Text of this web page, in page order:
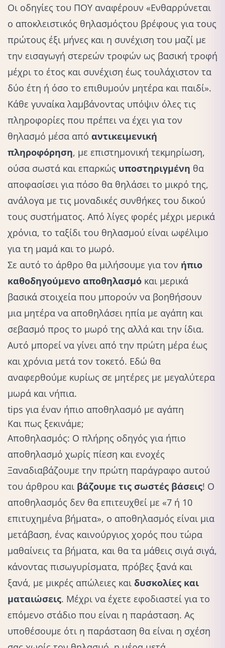
Οι οδηγίες του ΠΟΥ αναφέρουν «Ενθαρρύνεται
ο αποκλειστικός θηλασμόςτου βρέφους για τους
πρώτους έξι μήνες και η συνέχιση του μαζί με
την εισαγωγή στερεών τροφών ως βασική τροφή
μέχρι το έτος και συνέχιση έως τουλάχιστον τα
δύο έτη ή όσο το επιθυμούν μητέρα και παιδί».
Κάθε γυναίκα λαμβάνοντας υπόψιν όλες τις
πληροφορίες που πρέπει να έχει για τον
θηλασμό μέσα από αντικειμενική
πληροφόρηση, με επιστημονική τεκμηρίωση,
ούσα σωστά και επαρκώς υποστηριγμένη θα
αποφασίσει για πόσο θα θηλάσει το μικρό της,
ανάλογα με τις μοναδικές συνθήκες του δικού
τους συστήματος. Από λίγες φορές μέχρι μερικά
χρόνια, το ταξίδι του θηλασμού είναι ωφέλιμο
για τη μαμά και το μωρό.
Σε αυτό το άρθρο θα μιλήσουμε για τον ήπιο
καθοδηγούμενο αποθηλασμό και μερικά
βασικά στοιχεία που μπορούν να βοηθήσουν
μια μητέρα να αποθηλάσει ηπία με αγάπη και
σεβασμό προς το μωρό της αλλά και την ίδια.
Αυτό μπορεί να γίνει από την πρώτη μέρα έως
και χρόνια μετά τον τοκετό. Εδώ θα
αναφερθούμε κυρίως σε μητέρες με μεγαλύτερα
μωρά και νήπια.
tips για έναν ήπιο αποθηλασμό με αγάπη
Και πως ξεκινάμε;
Αποθηλασμός: Ο πλήρης οδηγός για ήπιο
αποθηλασμό χωρίς πίεση και ενοχές
Ξαναδιαβάζουμε την πρώτη παράγραφο αυτού
του άρθρου και βάζουμε τις σωστές βάσεις! Ο
αποθηλασμός δεν θα επιτευχθεί με «7 ή 10
επιτυχημένα βήματα», ο αποθηλασμός είναι μια
μετάβαση, ένας καινούργιος χορός που τώρα
μαθαίνεις τα βήματα, και θα τα μάθεις σιγά σιγά,
κάνοντας πισωγυρίσματα, πρόβες ξανά και
ξανά, με μικρές απώλειες και δυσκολίες και
ματαιώσεις. Μέχρι να έχετε εφοδιαστεί για το
επόμενο στάδιο που είναι η παράσταση. Ας
υποθέσουμε ότι η παράσταση θα είναι η σχέση